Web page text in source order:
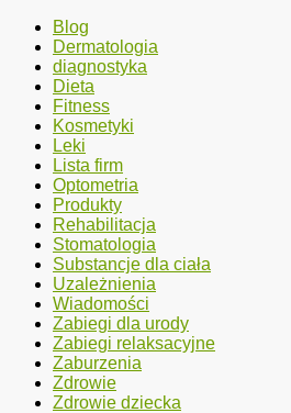
Blog
Dermatologia
diagnostyka
Dieta
Fitness
Kosmetyki
Leki
Lista firm
Optometria
Produkty
Rehabilitacja
Stomatologia
Substancje dla ciała
Uzależnienia
Wiadomości
Zabiegi dla urody
Zabiegi relaksacyjne
Zaburzenia
Zdrowie
Zdrowie dziecka